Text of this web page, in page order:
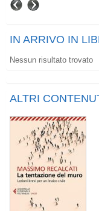
IN ARRIVO IN
Nessun risultato trovato
ALTRI